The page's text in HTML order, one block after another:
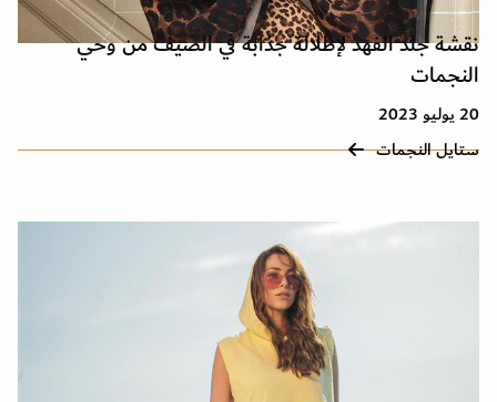
نقشة جلد الفهد لإطلالة جذابة في الصيف من وحي
النجمات
20 يوليو 2023
ستايل النجمات